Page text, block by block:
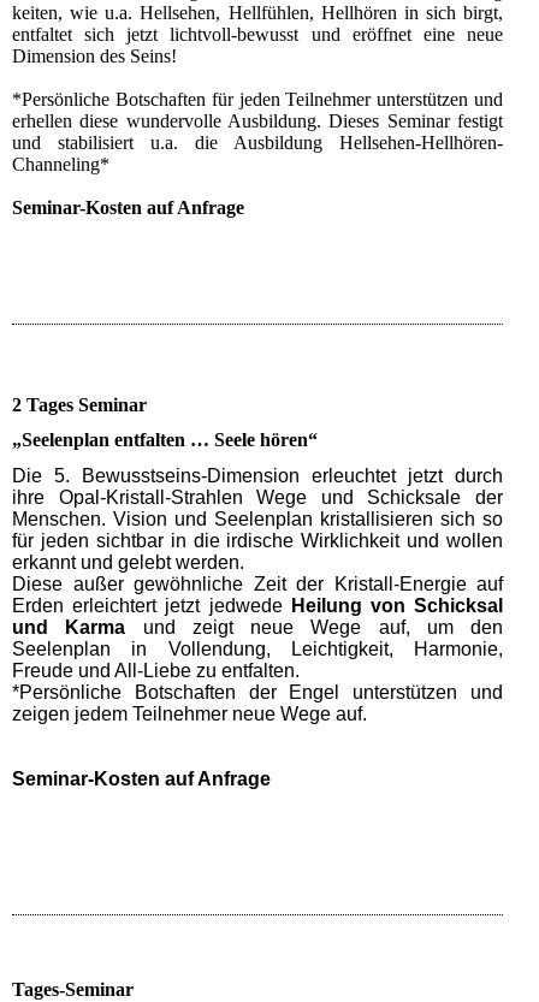
keiten, wie u.a. Hellsehen, Hellfühlen, Hellhören in sich birgt,
entfaltet sich jetzt lichtvoll-bewusst und eröffnet eine neue
Dimension des Seins!
*Persönliche Botschaften für jeden Teilnehmer unterstützen und
erhellen diese wundervolle Ausbildung. Dieses Seminar festigt
und stabilisiert u.a. die Ausbildung Hellsehen-Hellhören-
Channeling*
Seminar-Kosten auf Anfrage
2 Tages Seminar
„Seelenplan entfalten … Seele hören“
Die 5. Bewusstseins-Dimension erleuchtet jetzt durch
ihre Opal-Kristall-Strahlen Wege und Schicksale der
Menschen. Vision und Seelenplan kristallisieren sich so
für jeden sichtbar in die irdische Wirklichkeit und wollen
erkannt und gelebt werden.
Diese außer gewöhnliche Zeit der Kristall-Energie auf
Erden erleichtert jetzt jedwede Heilung von Schicksal
und Karma und zeigt neue Wege auf, um den
Seelenplan in Vollendung, Leichtigkeit, Harmonie,
Freude und All-Liebe zu entfalten.
*Persönliche Botschaften der Engel unterstützen und
zeigen jedem Teilnehmer neue Wege auf.
Seminar-Kosten auf Anfrage
Tages-Seminar